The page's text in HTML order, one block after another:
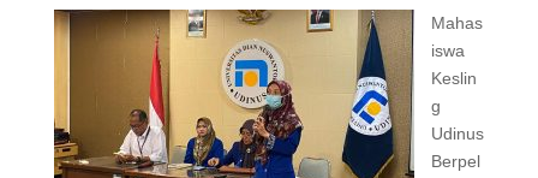
Mahas
iswa
Keslin
g
Udinus
Berpel